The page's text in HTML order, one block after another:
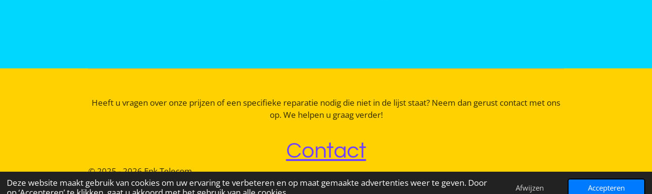
Deze website maakt gebruik van cookies om uw ervaring te verbeteren en op maat gemaakte advertenties weer te geven. Door
Afwijzen Accepteren
Heeft u vragen over onze prijzen of een specifieke reparatie nodig die niet in de lijst staat? Neem dan gerust contact met ons
op. We helpen u graag verder!
Contact
© 2025 - 2026 Enk Telecom